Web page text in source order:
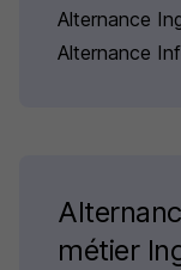
Alternance
Alternance
métier